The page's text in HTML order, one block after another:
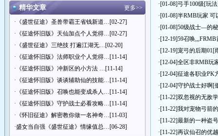
精华文章 更多>>
· 《盛世征途》圣兽带霸王省钱新道…[02-27]
· 《征途怀旧版》天仙加点个人觉得…[02-27]
· 《盛世征途》三绝技 打遍江湖无…[02-20]
· 《征途怀旧版》法师职业个人觉得…[11-14]
· 《征途怀旧版》冲新区的小方法 …[11-14]
· 《征途怀旧版》谈谈辅助仙的技能…[11-14]
· 《征途怀旧版》召唤也能变成杀人…[11-14]
· 《征途怀旧版》守护战士必看攻略…[11-14]
· 《怀旧征途》解密教你做一名神奇…[11-03]
·盛女当自强《盛世征途》情缘值总…[06-28]
·[01-08]弓手100级[玩
·[01-08]半RMB玩家
·[01-08]50级战士—的
·[12-19]59召唤
·[12-19]宠弓的后期01[
·[12-04]全区非RMB玩
·[12-04]征途各职业PK
·[12-04]守护战士好啊[
·[11-22]双忽视的无敌
·[11-22]我对宠物弓箭
·[11-22]最新的一种盗
·[11-22]再议仙召的优